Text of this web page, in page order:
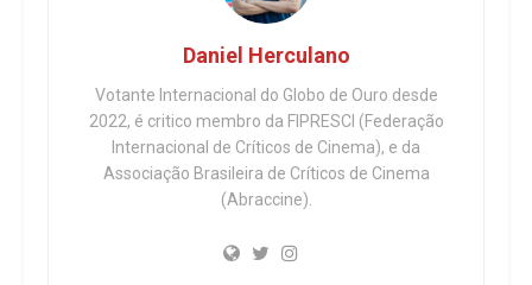
Daniel Herculano
Votante Internacional do Globo de Ouro desde
2022, é critico membro da FIPRESCI (Federação
Internacional de Críticos de Cinema), e da
Associação Brasileira de Críticos de Cinema
(Abraccine).